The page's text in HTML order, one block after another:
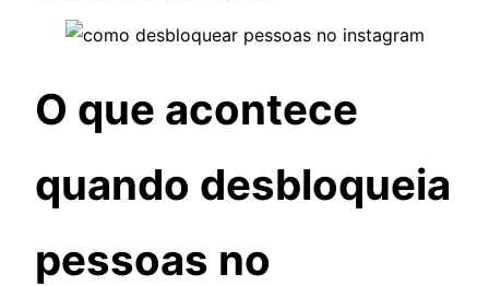
O que acontece
quando desbloqueia
pessoas no